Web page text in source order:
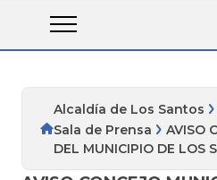
Alcaldía de Los Santos
Sala de Prensa
AVISO
DEL MUNICIPIO DE LOS